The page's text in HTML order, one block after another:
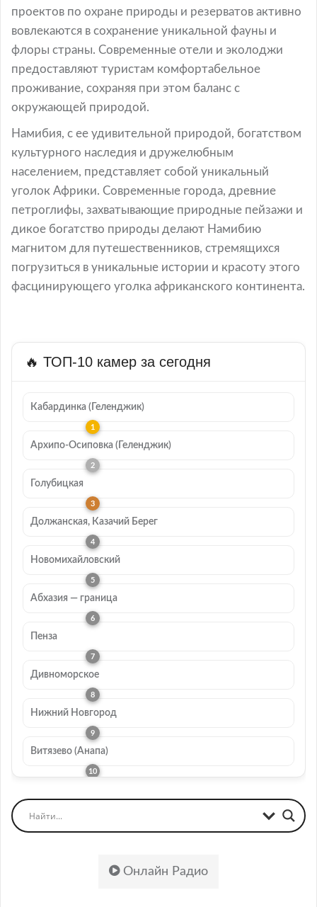
проектов по охране природы и резерватов активно
вовлекаются в сохранение уникальной фауны и
флоры страны. Современные отели и эколоджи
предоставляют туристам комфортабельное
проживание, сохраняя при этом баланс с
окружающей природой.
Намибия, с ее удивительной природой, богатством
культурного наследия и дружелюбным
населением, представляет собой уникальный
уголок Африки. Современные города, древние
петроглифы, захватывающие природные пейзажи и
дикое богатство природы делают Намибию
магнитом для путешественников, стремящихся
погрузиться в уникальные истории и красоту этого
фасцинирующего уголка африканского континента.
🔥 ТОП-10 камер за сегодня
Кабардинка (Геленджик)
Архипо-Осиповка (Геленджик)
Голубицкая
Должанская, Казачий Берег
Новомихайловский
Абхазия — граница
Пенза
Дивноморское
Нижний Новгород
Витязево (Анапа)
Онлайн Радио